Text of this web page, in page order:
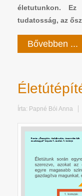
életutunkon.
tudatosság, az
Bővebben ...
Írta: Papné Bói Anna